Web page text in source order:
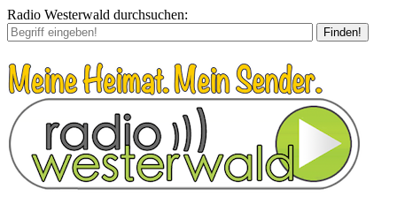
Radio Westerwald durchsuchen:
Finden!